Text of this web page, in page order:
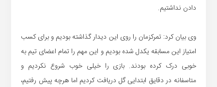
دادن نداشتیم.
وی بیان کرد: تمرکزمان را روی این دیدار گذاشته بودیم و برای کسب
امتیاز این مسابقه یکدل شده بودیم و این مهم را تمام اعضای تیم به
خوبی درک کرده بودند. بازی را خیلی خوب شروع نکردیم و
متاسفانه در دقایق ابتدایی گل دریافت کردیم اما هرچه پیش رفتیم،